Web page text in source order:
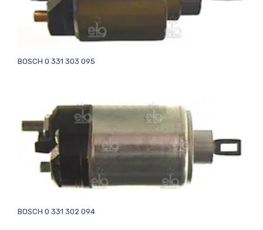
BOSCH 0 331 303 095
BOSCH 0 331 302 094